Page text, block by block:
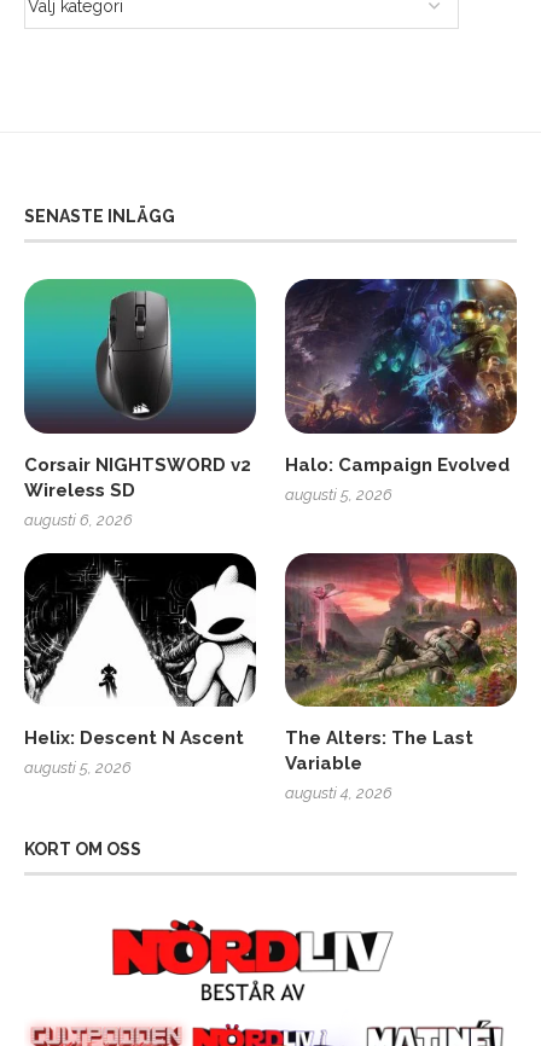
SENASTE INLÄGG
Corsair NIGHTSWORD v2
Wireless SD
augusti 6, 2026
Halo: Campaign Evolved
augusti 5, 2026
Helix: Descent N Ascent
augusti 5, 2026
The Alters: The Last
Variable
augusti 4, 2026
KORT OM OSS